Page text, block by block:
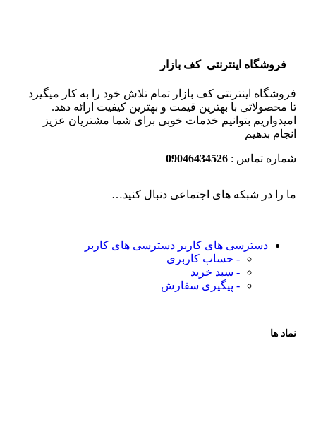
فروشگاه اینترنتی کف بازار
فروشگاه اینترنتی کف بازار تمام تلاش خود را به کار میگیرد
تا محصولاتی با بهترین قیمت و بهترین کیفیت ارائه دهد.
امیدواریم بتوانیم خدمات خوبی برای شما مشتریان عزیز
انجام بدهیم
شماره تماس : 09046434526
ما را در شبکه های اجتماعی دنبال کنید…
دسترسی های کاربر دسترسی های کاربر
- حساب کاربری
- سبد خرید
- پیگیری سفارش
نماد ها